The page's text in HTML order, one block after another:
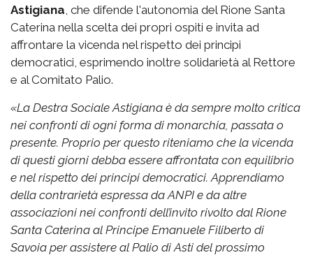
Astigiana , che difende l'autonomia del Rione Santa
Caterina nella scelta dei propri ospiti e invita ad
affrontare la vicenda nel rispetto dei principi
democratici, esprimendo inoltre solidarietà al Rettore
e al Comitato Palio.
«La Destra Sociale Astigiana è da sempre molto critica
nei confronti di ogni forma di monarchia, passata o
presente. Proprio per questo riteniamo che la vicenda
di questi giorni debba essere affrontata con equilibrio
e nel rispetto dei principi democratici. Apprendiamo
della contrarietà espressa da ANPI e da altre
associazioni nei confronti dell’invito rivolto dal Rione
Santa Caterina al Principe Emanuele Filiberto di
Savoia per assistere al Palio di Asti del prossimo